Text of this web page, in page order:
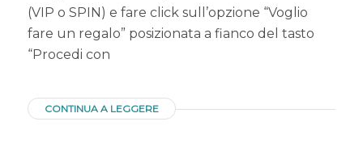
(VIP o SPIN) e fare click sull’opzione “Voglio
fare un regalo” posizionata a fianco del tasto
“Procedi con
CONTINUA A LEGGERE